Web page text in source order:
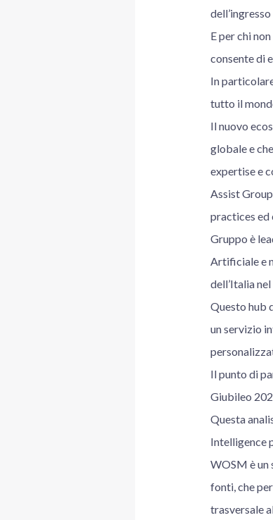
E per chi
consente di
In
tutto il
Il nuovo
globale e
expertise e
Assist
practices ed
Gruppo è
Artificiale e
dell’Italia
Questo hub
un servizio
Il punto di
Giubileo
Questa
Intelligence
WOSM è un
fonti, che
trasversale